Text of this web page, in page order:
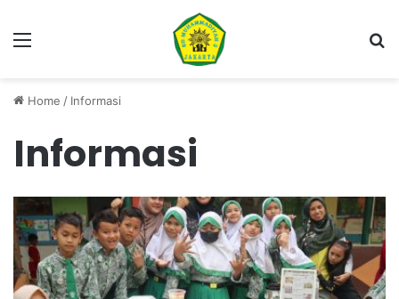
Menu
Home / Informasi
Informasi